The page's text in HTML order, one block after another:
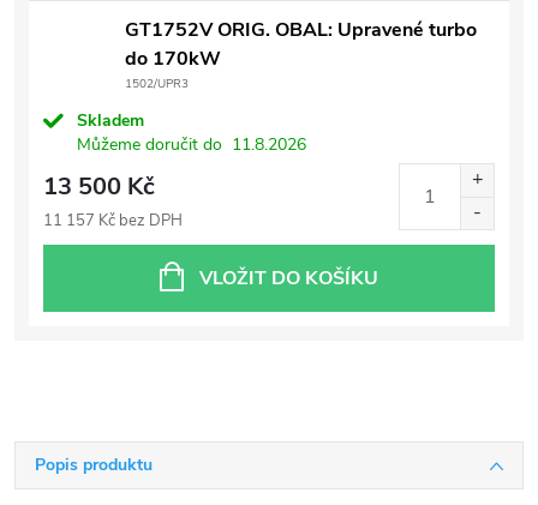
GT1752V ORIG. OBAL: Upravené turbo
do 170kW
1502/UPR3
Skladem
Můžeme doručit do 11.8.2026
13 500 Kč
11 157 Kč bez DPH
VLOŽIT DO KOŠÍKU
Popis produktu